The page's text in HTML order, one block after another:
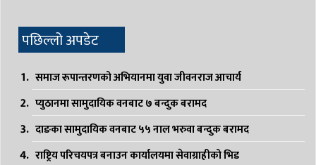
पछिल्लो अपडेट
समाज रूपान्तरणको अभियानमा युवा जीवनराज आचार्य
प्युठानमा सामुदायिक वनबाट ७ बन्दुक बरामद
दाङका सामुदायिक वनबाट ५५ नाल भरुवा बन्दुक बरामद
राष्ट्रिय परिचयपत्र बनाउन कार्यालयमा सेवाग्राहीको भिड